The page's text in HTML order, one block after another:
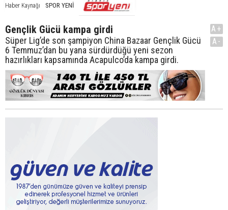
Haber Kaynağı SPOR YENİ
Gençlik Gücü kampa girdi
Süper Lig’de son şampiyon China Bazaar Gençlik Gücü
6 Temmuz’dan bu yana sürdürdüğü yeni sezon
hazırlıkları kapsamında Acapulco’da kampa girdi.
A+
A-